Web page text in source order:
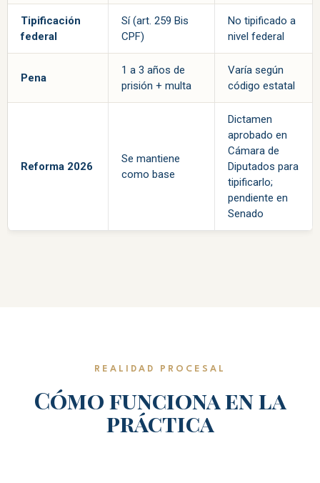
Tipificación
federal
Sí (art. 259 Bis
CPF)
No tipificado a
nivel federal
Pena
1 a 3 años de
prisión + multa
Varía según
código estatal
Reforma 2026
Se mantiene
como base
Dictamen
aprobado en
Cámara de
Diputados para
tipificarlo;
pendiente en
Senado
REALIDAD PROCESAL
Cómo funciona en la
práctica